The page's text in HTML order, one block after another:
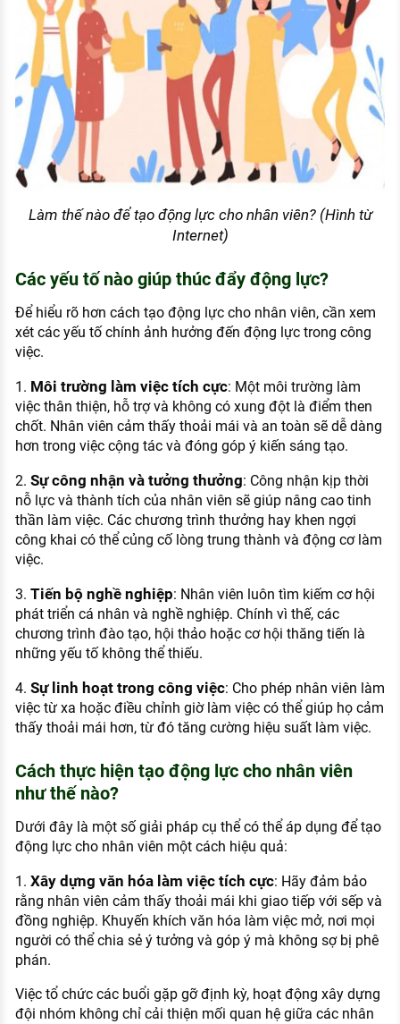
Làm thế nào để tạo động lực cho nhân viên? (Hình từ
Internet)
Các yếu tố nào giúp thúc đẩy động lực?
Để hiểu rõ hơn cách tạo động lực cho nhân viên, cần xem
xét các yếu tố chính ảnh hưởng đến động lực trong công
việc.
1. Môi trường làm việc tích cực: Một môi trường làm
việc thân thiện, hỗ trợ và không có xung đột là điểm then
chốt. Nhân viên cảm thấy thoải mái và an toàn sẽ dễ dàng
hơn trong việc cộng tác và đóng góp ý kiến sáng tạo.
2. Sự công nhận và tưởng thưởng: Công nhận kịp thời
nỗ lực và thành tích của nhân viên sẽ giúp nâng cao tinh
thần làm việc. Các chương trình thưởng hay khen ngợi
công khai có thể củng cố lòng trung thành và động cơ làm
việc.
3. Tiến bộ nghề nghiệp: Nhân viên luôn tìm kiếm cơ hội
phát triển cá nhân và nghề nghiệp. Chính vì thế, các
chương trình đào tạo, hội thảo hoặc cơ hội thăng tiến là
những yếu tố không thể thiếu.
4. Sự linh hoạt trong công việc: Cho phép nhân viên làm
việc từ xa hoặc điều chỉnh giờ làm việc có thể giúp họ cảm
thấy thoải mái hơn, từ đó tăng cường hiệu suất làm việc.
Cách thực hiện tạo động lực cho nhân viên
như thế nào?
Dưới đây là một số giải pháp cụ thể có thể áp dụng để tạo
động lực cho nhân viên một cách hiệu quả:
1. Xây dựng văn hóa làm việc tích cực: Hãy đảm bảo
rằng nhân viên cảm thấy thoải mái khi giao tiếp với sếp và
đồng nghiệp. Khuyến khích văn hóa làm việc mở, nơi mọi
người có thể chia sẻ ý tưởng và góp ý mà không sợ bị phê
phán.
Việc tổ chức các buổi gặp gỡ định kỳ, hoạt động xây dựng
đội nhóm không chỉ cải thiện mối quan hệ giữa các nhân